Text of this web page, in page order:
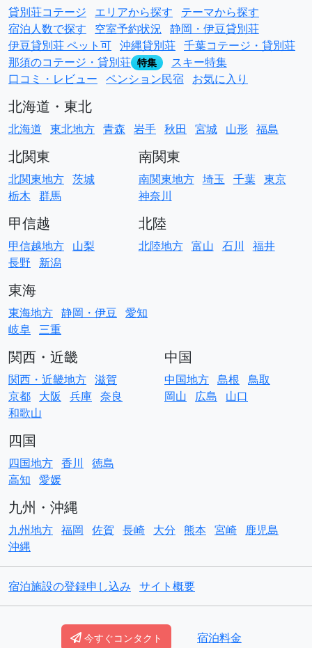
今すぐコンタクト 宿泊料金
貸別荘コテージ エリアから探す
テーマから探す
宿泊人数で探す
空室予約状況 静岡・伊豆貸別荘
伊豆貸別荘 ペット可 沖縄貸別荘 千葉コテージ・貸別荘
那須のコテージ・貸別荘 特集
スキー特集
口コミ・レビュー ペンション民宿 お気に入り
北海道・東北
北海道 東北地方 青森 岩手 秋田 宮城 山形 福島
北関東
北関東地方 茨城
栃木 群馬
南関東
南関東地方 埼玉 千葉 東京
神奈川
甲信越
甲信越地方 山梨
長野
新潟
北陸
北陸地方 富山 石川 福井
東海
東海地方 静岡・伊豆 愛知
岐阜 三重
関西・近畿
関西・近畿地方 滋賀
京都 大阪 兵庫 奈良
和歌山
中国
中国地方 島根 鳥取
岡山
広島 山口
四国
四国地方 香川
徳島
高知 愛媛
九州・沖縄
九州地方 福岡 佐賀 長崎 大分 熊本 宮崎
鹿児島
沖縄
宿泊施設の登録申し込み サイト概要
© CopyrightACO貸別荘コテージ